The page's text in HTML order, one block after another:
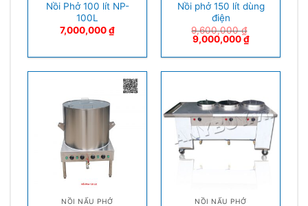
Nồi Phở 100 lít NP-
100L
7,000,000₫
Nồi phở 150 lít dùng
điện
9,600,000₫
9,000,000₫
NỒI NẤU PHỞ NỒI NẤU PHỞ